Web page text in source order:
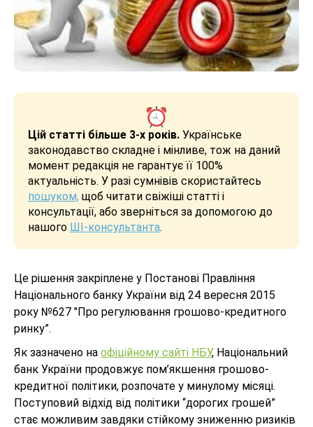
Цій статті більше 3-х років. Українське
законодавство складне і мінливе, тож на даний
момент редакція не гарантує її 100%
актуальність. У разі сумнівів скористайтесь
пошуком, щоб читати свіжіші статті і
консультації, або зверніться за допомогою до
нашого ШІ-консультанта.
Це рішення закріплене у Постанові Правління
Національного банку України від 24 вересня 2015
року №627 "Про регулювання грошово-кредитного
ринку”.
Як зазначено на офіційному сайті НБУ, Національний
банк України продовжує пом’якшення грошово-
кредитної політики, розпочате у минулому місяці.
Поступовий відхід від політики “дорогих грошей”
стає можливим завдяки стійкому зниженню ризиків